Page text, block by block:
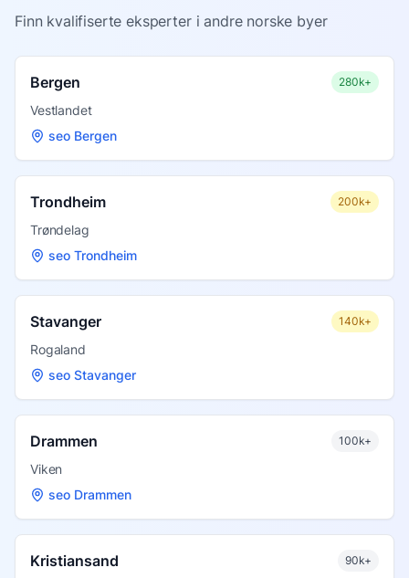
Finn kvalifiserte eksperter i andre norske byer
Bergen 280k+
Vestlandet
seo Bergen
Trondheim 200k+
Trøndelag
seo Trondheim
Stavanger 140k+
Rogaland
seo Stavanger
Drammen 100k+
Viken
seo Drammen
Kristiansand 90k+